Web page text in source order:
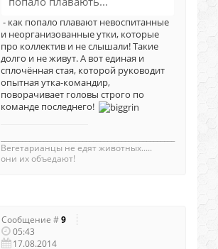
- как попало плавают невоспитанные
и неорганизованные утки, которые
про коллектив и не слышали! Такие
долго и не живут. А вот единая и
сплочённая стая, которой руководит
опытная утка-командир,
поворачивает головы строго по
команде последнего!
Вегетаpианцы не едят животных.....
они их объедают!
Сообщение #9
05:43
17.08.2014